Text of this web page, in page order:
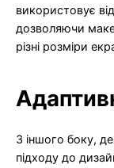
використовує
дозволяючи
різні розміри
З іншого боку,
підходу до